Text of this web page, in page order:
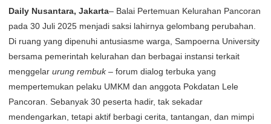
Daily Nusantara, Jakarta– Balai Pertemuan Kelurahan Pancoran
pada 30 Juli 2025 menjadi saksi lahirnya gelombang perubahan.
Di ruang yang dipenuhi antusiasme warga, Sampoerna University
bersama pemerintah kelurahan dan berbagai instansi terkait
menggelar urung rembuk– forum dialog terbuka yang
mempertemukan pelaku UMKM dan anggota Pokdatan Lele
Pancoran. Sebanyak 30 peserta hadir, tak sekadar
mendengarkan, tetapi aktif berbagi cerita, tantangan, dan mimpi